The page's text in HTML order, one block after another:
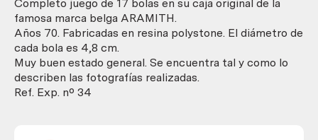
bolas
billar
Marca
Aramith.
Completo juego de 17 bolas en su caja original de la
famosa marca belga ARAMITH.
Años 70. Fabricadas en resina polystone. El diámetro de
cada bola es 4,8 cm.
Muy buen estado general. Se encuentra tal y como lo
describen las fotografías realizadas.
Ref. Exp. nº 34